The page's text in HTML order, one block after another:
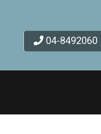
04-8492060